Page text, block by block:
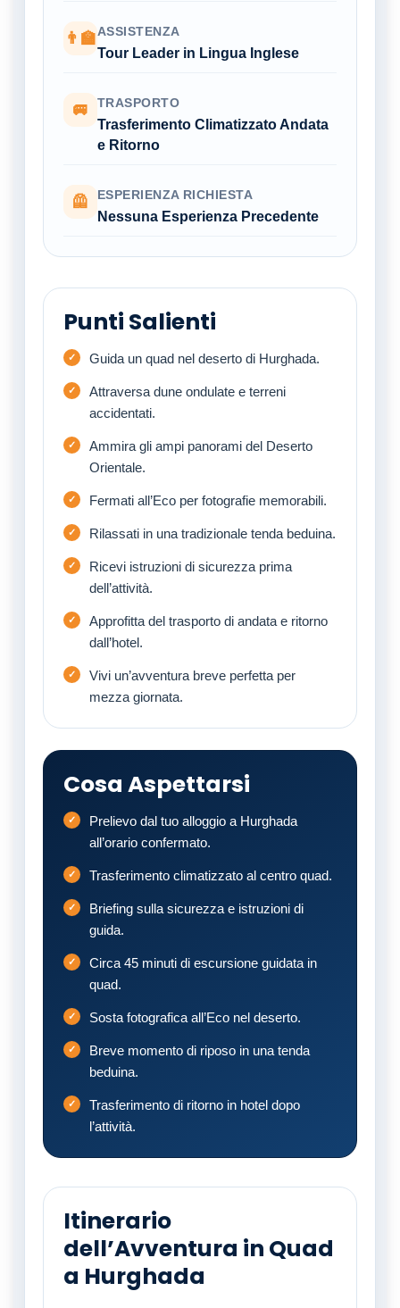
👨‍🏫ASSISTENZA
Tour Leader in Lingua Inglese
🚐 TRASPORTO
Trasferimento Climatizzato Andata
e Ritorno
🦺 ESPERIENZA RICHIESTA
Nessuna Esperienza Precedente
Punti Salienti
Guida un quad nel deserto di Hurghada.
Attraversa dune ondulate e terreni
accidentati.
Ammira gli ampi panorami del Deserto
Orientale.
Fermati all’Eco per fotografie memorabili.
Rilassati in una tradizionale tenda beduina.
Ricevi istruzioni di sicurezza prima
dell’attività.
Approfitta del trasporto di andata e ritorno
dall’hotel.
Vivi un’avventura breve perfetta per
mezza giornata.
Cosa Aspettarsi
Prelievo dal tuo alloggio a Hurghada
all’orario confermato.
Trasferimento climatizzato al centro quad.
Briefing sulla sicurezza e istruzioni di
guida.
Circa 45 minuti di escursione guidata in
quad.
Sosta fotografica all’Eco nel deserto.
Breve momento di riposo in una tenda
beduina.
Trasferimento di ritorno in hotel dopo
l’attività.
Itinerario
dell’Avventura in Quad
a Hurghada